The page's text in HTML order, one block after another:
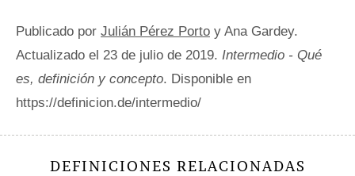
Publicado por Julián Pérez Porto y Ana Gardey.
Actualizado el 23 de julio de 2019. Intermedio - Qué
es, definición y concepto. Disponible en
https://definicion.de/intermedio/
DEFINICIONES RELACIONADAS